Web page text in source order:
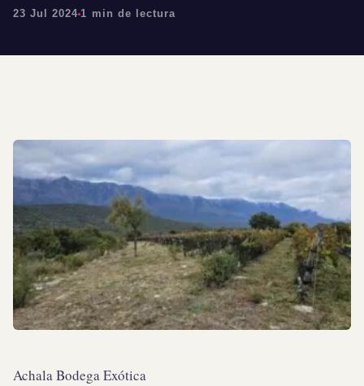
23 Jul 2024 1 min de lectura
Achala Bodega Exótica